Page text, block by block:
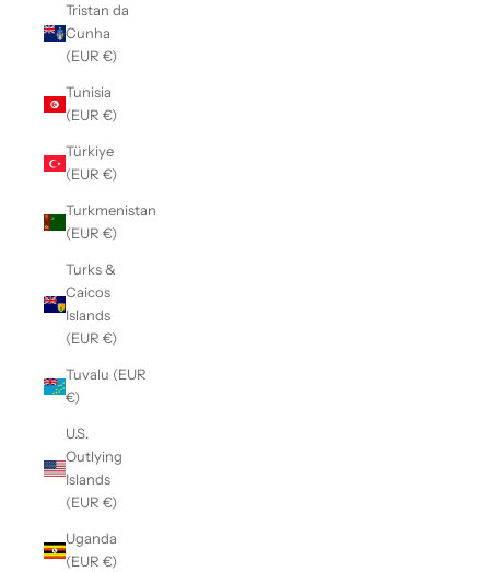
Tristan da
Cunha
(EUR €)
Tunisia
(EUR €)
Türkiye
(EUR €)
Turkmenistan
(EUR €)
Turks &
Caicos
Islands
(EUR €)
Tuvalu (EUR
€)
U.S.
Outlying
Islands
(EUR €)
Uganda
(EUR €)